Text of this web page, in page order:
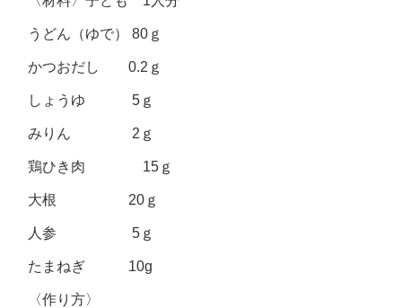
うどん（ゆで） 80ｇ
かつおだし 0.2ｇ
しょうゆ 5ｇ
みりん 2ｇ
鶏ひき肉 15ｇ
大根 20ｇ
人参 5ｇ
たまねぎ 10g
〈作り方〉